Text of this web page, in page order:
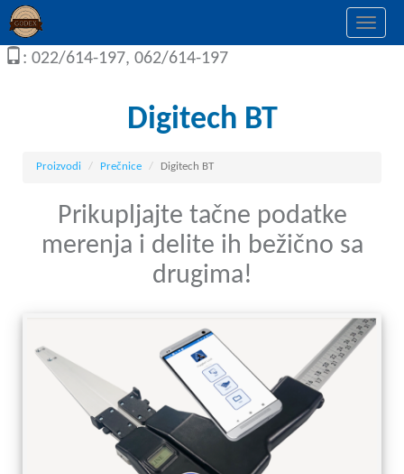
: 022/614-197, 062/614-197
Digitech BT
Proizvodi Prečnice Digitech BT
Prikupljajte tačne podatke
merenja i delite ih bežično sa
drugima!